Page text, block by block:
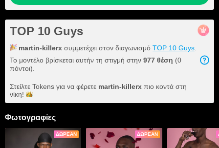
TOP 10 Guys
martin-killerx συμμετέχει στον διαγωνισμό TOP 10 Guys
Το μοντέλο βρίσκεται αυτήν τη στιγμή στην 977 θέση (0
πόντοι).
Στείλτε Tokens για να φέρετε martin-killerx πιο κοντά στη
νίκη!
Φωτογραφίες
ΔΩΡΕΆΝ ΔΩΡΕΆΝ